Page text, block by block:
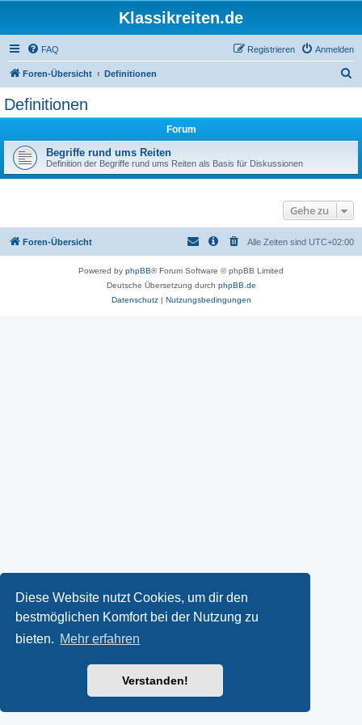
Diese Website nutzt Cookies, um dir den
bestmöglichen Komfort bei der Nutzung zu
bieten. Mehr erfahren
Verstanden!
Klassikreiten.de
FAQ Anmelden
Registrieren
Foren-Übersicht Definitionen
Definitionen
Forum
Begriffe rund ums Reiten
Definition der Begriffe rund ums Reiten als Basis für Diskussionen
Gehe zu
Foren-Übersicht Alle Zeiten sind UTC+02:00
Powered by phpBB® Forum Software © phpBB Limited
Deutsche Übersetzung durch phpBB.de
Datenschutz| Nutzungsbedingungen